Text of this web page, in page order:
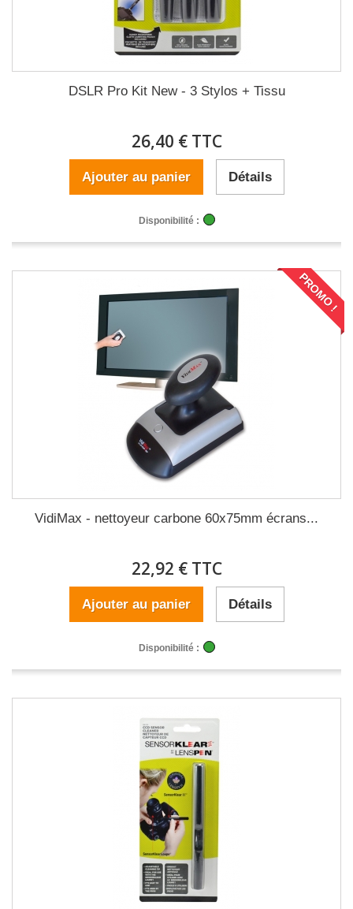
DSLR Pro Kit New - 3 Stylos + Tissu
26,40 € TTC
Ajouter au panier Détails
Disponibilité :
PROMO !
VidiMax - nettoyeur carbone 60x75mm écrans...
22,92 € TTC
Ajouter au panier Détails
Disponibilité :